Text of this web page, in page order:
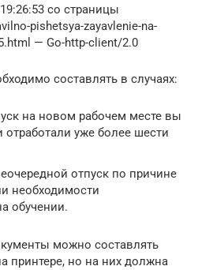
со страницы
pishetsya-zayavlenie-na-
— Go-http-client/2.0
составлять в случаях:
на новом рабочем месте вы
отработали уже более шести
отпуск по причине
необходимости
обучении.
можно составлять
принтере, но на них должна